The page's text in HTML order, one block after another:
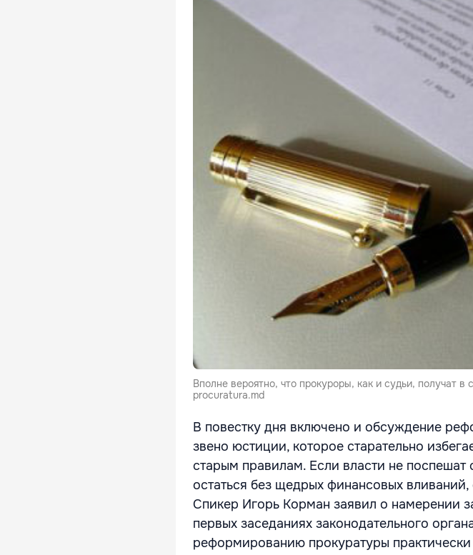
Вполне вероятно, что прокуроры, как и судьи, получат
procuratura.md
В повестку дня включено и обсуждение
звено юстиции, которое старательно
старым правилам. Если власти не
остаться без щедрых финансовых
Спикер Игорь Корман заявил о намерении
первых заседаниях законодательного
реформированию прокуратуры